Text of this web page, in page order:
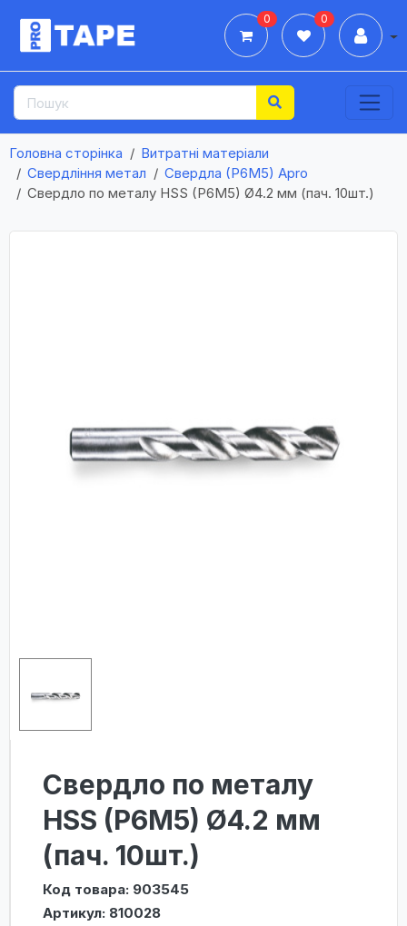
0 0
Головна сторінка
Витратні матеріали
Свердління метал
Свердла (Р6М5) Apro
Свердло по металу HSS (P6M5) Ø4.2 мм (пач. 10шт.)
Свердло по металу
HSS (P6M5) Ø4.2 мм
(пач. 10шт.)
Код товара: 903545
Артикул: 810028